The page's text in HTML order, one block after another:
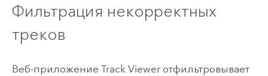
Фильтрация некорректных
треков
Веб-приложение Track Viewerотфильтровывает